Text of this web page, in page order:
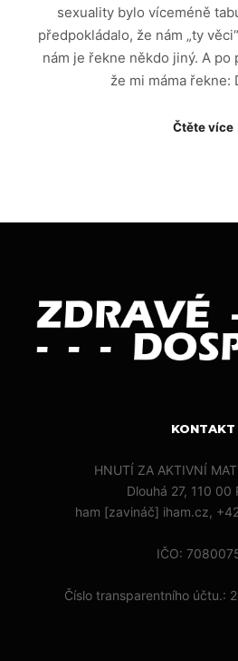
sexuality bylo víceméně
předpokládalo, že nám „ty
nám je řekne někdo jiný. A po
že mi máma řekne:
Čtěte více
KONTAKT
HNUTÍ ZA AKTIVNÍ
Dlouhá 27, 110 00
ham [zavináč] iham.cz,
IČO:
Číslo transparentního účtu.: